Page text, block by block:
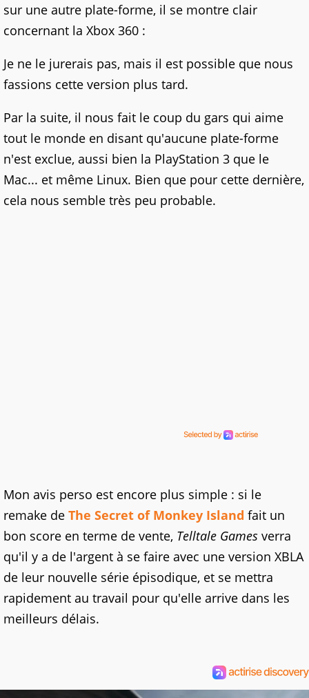
sur une autre plate-forme, il se montre clair
concernant la Xbox 360 :
Je ne le jurerais pas, mais il est possible que nous
fassions cette version plus tard.
Par la suite, il nous fait le coup du gars qui aime
tout le monde en disant qu'aucune plate-forme
n'est exclue, aussi bien la PlayStation 3 que le
Mac... et même Linux. Bien que pour cette dernière,
cela nous semble très peu probable.
Mon avis perso est encore plus simple : si le
remake de The Secret of Monkey Island fait un
bon score en terme de vente, Telltale Games verra
qu'il y a de l'argent à se faire avec une version XBLA
de leur nouvelle série épisodique, et se mettra
rapidement au travail pour qu'elle arrive dans les
meilleurs délais.